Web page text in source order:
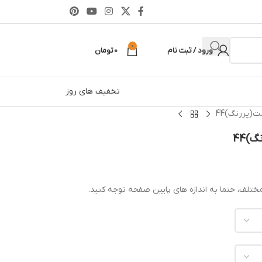
ورود / ثبت نام 0
0تومان
تخفیف های روز
حتما به اندازه های پایین صفحه توجه کنید.